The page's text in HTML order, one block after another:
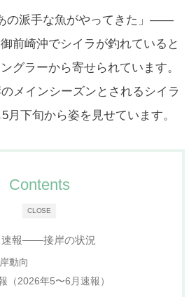
の派手な魚がやってきた」——
前崎沖でシイラが釣れていると
グラーから寄せられています。
メインシーズンとされるシイラ
月下旬から姿を見せています。
CLOSE
Contents
速報——接岸の状況
動向
（2026年5〜6月速報）